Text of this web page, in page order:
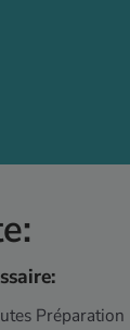
Préparation